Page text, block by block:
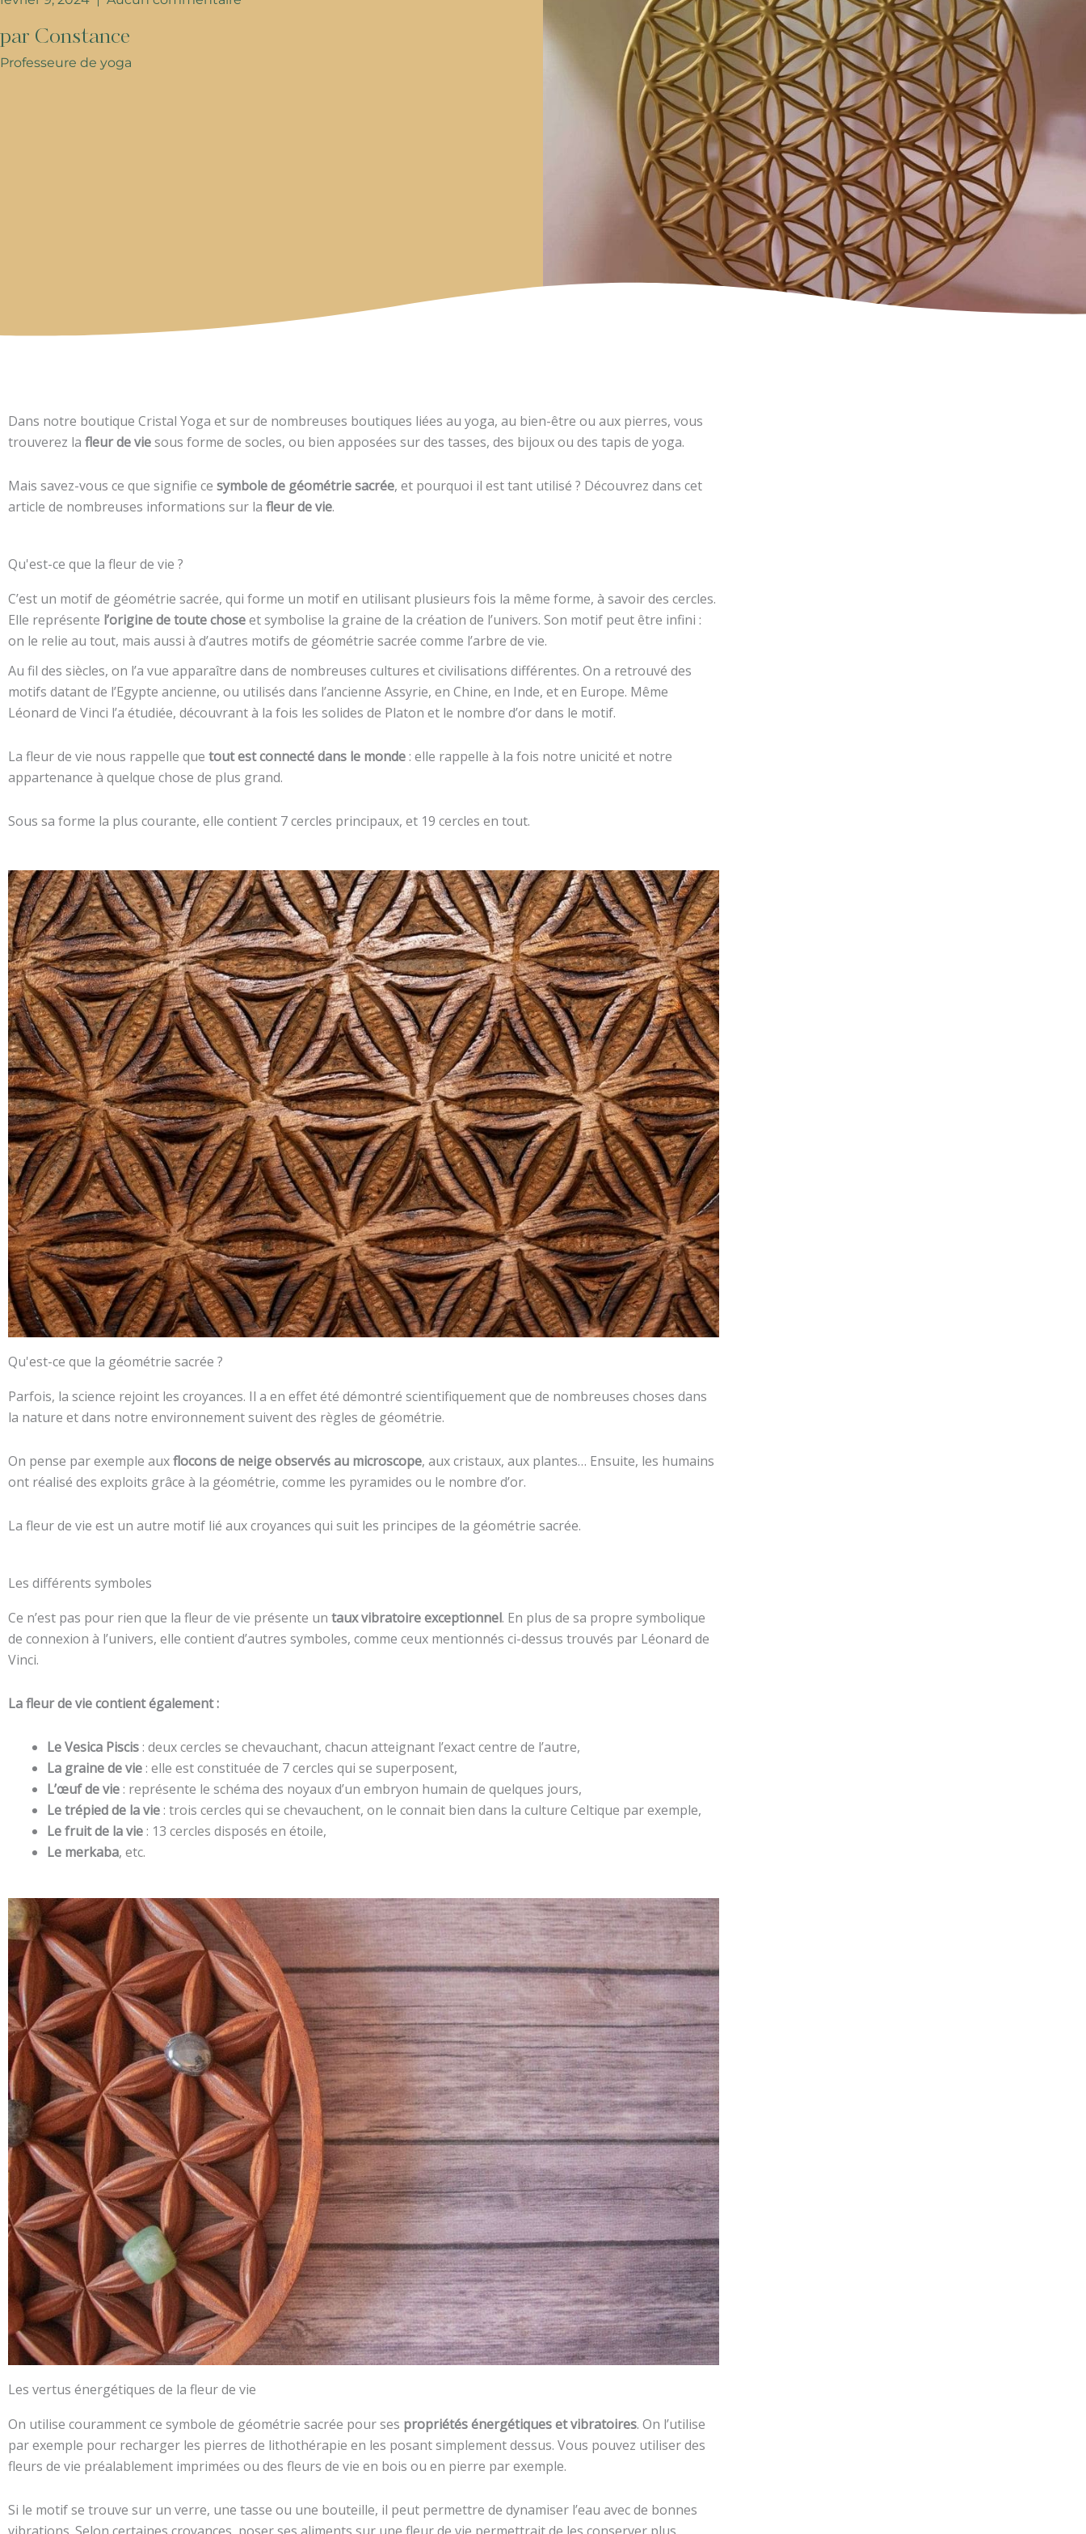
par Constance
Professeure de yoga
Dans notre boutique Cristal Yoga et sur de nombreuses boutiques liées au yoga, au bien-être ou aux pierres, vous
trouverez la fleur de viesous forme de socles, ou bien apposées sur des tasses, des bijoux ou des tapis de yoga.
Mais savez-vous ce que signifie ce symbole de géométrie sacrée, et pourquoi il est tant utilisé ? Découvrez dans cet
article de nombreuses informations sur la fleur de vie.
Qu'est-ce que la fleur de vie ?
C’est un motif de géométrie sacrée, qui forme un motif en utilisant plusieurs fois la même forme, à savoir des cercles.
Elle représente l’origine de toute choseet symbolise la graine de la création de l’univers. Son motif peut être infini :
on le relie au tout, mais aussi à d’autres motifs de géométrie sacrée comme l’arbre de vie.
Au fil des siècles, on l’a vue apparaître dans de nombreuses cultures et civilisations différentes. On a retrouvé des
motifs datant de l’Egypte ancienne, ou utilisés dans l’ancienne Assyrie, en Chine, en Inde, et en Europe. Même
Léonard de Vinci l’a étudiée, découvrant à la fois les solides de Platon et le nombre d’or dans le motif.
La fleur de vie nous rappelle que tout est connecté dans le monde : elle rappelle à la fois notre unicité et notre
appartenance à quelque chose de plus grand.
Sous sa forme la plus courante, elle contient 7 cercles principaux, et 19 cercles en tout.
Qu'est-ce que la géométrie sacrée ?
Parfois, la science rejoint les croyances. Il a en effet été démontré scientifiquement que de nombreuses choses dans
la nature et dans notre environnement suivent des règles de géométrie.
On pense par exemple auxflocons de neige observés au microscope, aux cristaux, aux plantes… Ensuite, les humains
ont réalisé des exploits grâce à la géométrie, comme les pyramides ou le nombre d’or.
La fleur de vie est un autre motif lié aux croyances qui suit les principes de la géométrie sacrée.
Les différents symboles
Ce n’est pas pour rien que la fleur de vie présente un taux vibratoire exceptionnel. En plus de sa propre symbolique
de connexion à l’univers, elle contient d’autres symboles, comme ceux mentionnés ci-dessus trouvés par Léonard de
Vinci.
La fleur de vie contient également :
Le Vesica Piscis : deux cercles se chevauchant, chacun atteignant l’exact centre de l’autre,
La graine de vie : elle est constituée de 7 cercles qui se superposent,
L’œuf de vie : représente le schéma des noyaux d’un embryon humain de quelques jours,
Le trépied de la vie : trois cercles qui se chevauchent, on le connait bien dans la culture Celtique par exemple,
Le fruit de la vie : 13 cercles disposés en étoile,
Le merkaba, etc.
Les vertus énergétiques de la fleur de vie
On utilise couramment ce symbole de géométrie sacrée pour ses propriétés énergétiques et vibratoires. On l’utilise
par exemple pour recharger les pierres de lithothérapie en les posant simplement dessus. Vous pouvez utiliser des
fleurs de vie préalablement imprimées ou des fleurs de vie en bois ou en pierre par exemple.
Si le motif se trouve sur un verre, une tasse ou une bouteille, il peut permettre de dynamiser l’eau avec de bonnes